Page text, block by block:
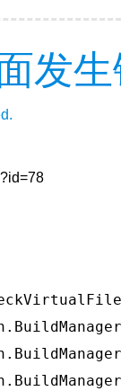
发